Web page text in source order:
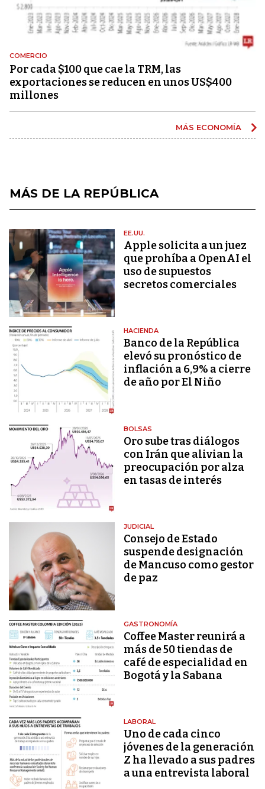
COMERCIO
Por cada $100 que cae la TRM, las
exportaciones se reducen en unos US$400
millones
MÁS ECONOMÍA
MÁS DE LA REPÚBLICA
EE.UU.
Apple solicita a un juez
que prohíba a OpenAI el
uso de supuestos
secretos comerciales
HACIENDA
Banco de la República
elevó su pronóstico de
inflación a 6,9% a cierre
de año por El Niño
BOLSAS
Oro sube tras diálogos
con Irán que alivian la
preocupación por alza
en tasas de interés
JUDICIAL
Consejo de Estado
suspende designación
de Mancuso como gestor
de paz
GASTRONOMÍA
Coffee Master reunirá a
más de 50 tiendas de
café de especialidad en
Bogotá y la Sabana
LABORAL
Uno de cada cinco
jóvenes de la generación
Z ha llevado a sus padres
a una entrevista laboral